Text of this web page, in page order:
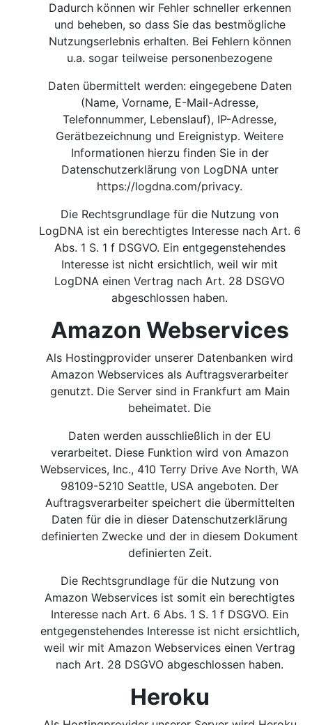
Dadurch können wir Fehler schneller erkennen
und beheben, so dass Sie das bestmögliche
Nutzungserlebnis erhalten. Bei Fehlern können
u.a. sogar teilweise personenbezogene
Daten übermittelt werden: eingegebene Daten
(Name, Vorname, E-Mail-Adresse,
Telefonnummer, Lebenslauf), IP-Adresse,
Gerätbezeichnung und Ereignistyp. Weitere
Informationen hierzu finden Sie in der
Datenschutzerklärung von LogDNA unter
https://logdna.com/privacy.
Die Rechtsgrundlage für die Nutzung von
LogDNA ist ein berechtigtes Interesse nach Art. 6
Abs. 1 S. 1 f DSGVO. Ein entgegenstehendes
Interesse ist nicht ersichtlich, weil wir mit
LogDNA einen Vertrag nach Art. 28 DSGVO
abgeschlossen haben.
Amazon Webservices
Als Hostingprovider unserer Datenbanken wird
Amazon Webservices als Auftragsverarbeiter
genutzt. Die Server sind in Frankfurt am Main
beheimatet. Die
Daten werden ausschließlich in der EU
verarbeitet. Diese Funktion wird von Amazon
Webservices, Inc., 410 Terry Drive Ave North, WA
98109-5210 Seattle, USA angeboten. Der
Auftragsverarbeiter speichert die übermittelten
Daten für die in dieser Datenschutzerklärung
definierten Zwecke und der in diesem Dokument
definierten Zeit.
Die Rechtsgrundlage für die Nutzung von
Amazon Webservices ist somit ein berechtigtes
Interesse nach Art. 6 Abs. 1 S. 1 f DSGVO. Ein
entgegenstehendes Interesse ist nicht ersichtlich,
weil wir mit Amazon Webservices einen Vertrag
nach Art. 28 DSGVO abgeschlossen haben.
Heroku